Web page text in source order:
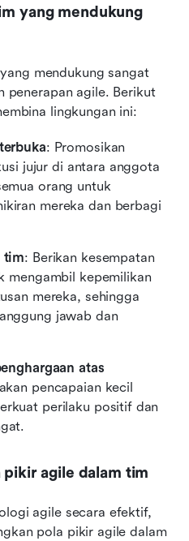
yang mendukung
mendukung sangat
penerapan agile. Berikut
lingkungan ini:
: Promosikan
jujur di antara anggota
orang untuk
mereka dan berbagi
tim: Berikan kesempatan
mengambil kepemilikan
mereka, sehingga
jawab dan
atas
pencapaian kecil
perilaku positif dan
pikir agile dalam tim
agile secara efektif,
pola pikir agile dalam